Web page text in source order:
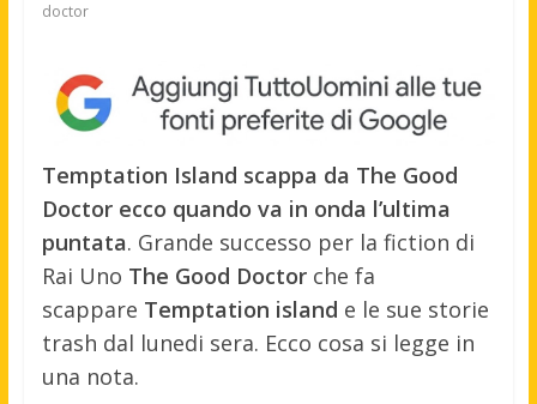
doctor
Temptation Island scappa da The Good
Doctor ecco quando va in onda l’ultima
puntata. Grande successo per la fiction di
Rai Uno The Good Doctorche fa
scappare Temptation island e le sue storie
trash dal lunedi sera. Ecco cosa si legge in
una nota.